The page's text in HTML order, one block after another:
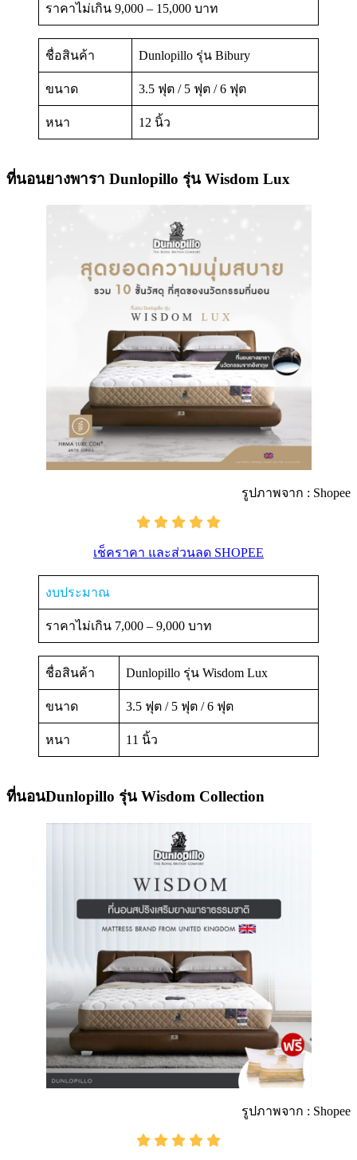
ราคาไม่เกิน 9,000 – 15,000 บาท
ชื่อสินค้า Dunlopillo รุ่น Bibury
ขนาด 3.5 ฟุต / 5 ฟุต / 6 ฟุต
หนา 12 นิ้ว
ที่นอนยางพารา Dunlopillo รุ่น Wisdom Lux
รูปภาพจาก : Shopee
เช็คราคา และส่วนลด SHOPEE
งบประมาณ
ราคาไม่เกิน 7,000 – 9,000 บาท
ชื่อสินค้า Dunlopillo รุ่น Wisdom Lux
ขนาด 3.5 ฟุต / 5 ฟุต / 6 ฟุต
หนา 11 นิ้ว
ที่นอนDunlopillo รุ่น Wisdom Collection
รูปภาพจาก : Shopee